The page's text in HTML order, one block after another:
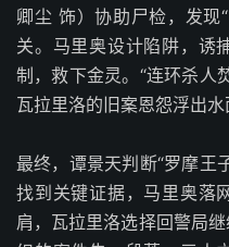
卿尘 饰）协助尸检，发现
关。马里奥设计陷阱，诱
制，救下金灵。“连环杀人
瓦拉里洛的旧案恩怨浮出水
最终，谭景天判断“罗摩王
找到关键证据，马里奥落
肩，瓦拉里洛选择回警局